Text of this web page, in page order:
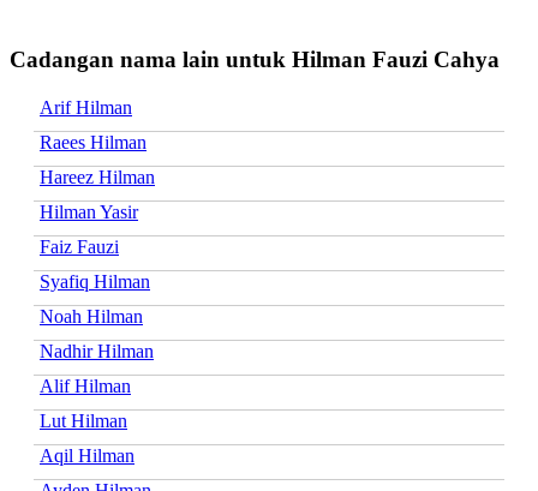
Cadangan nama lain untuk Hilman Fauzi Cahya
Arif Hilman
Raees Hilman
Hareez Hilman
Hilman Yasir
Faiz Fauzi
Syafiq Hilman
Noah Hilman
Nadhir Hilman
Alif Hilman
Lut Hilman
Aqil Hilman